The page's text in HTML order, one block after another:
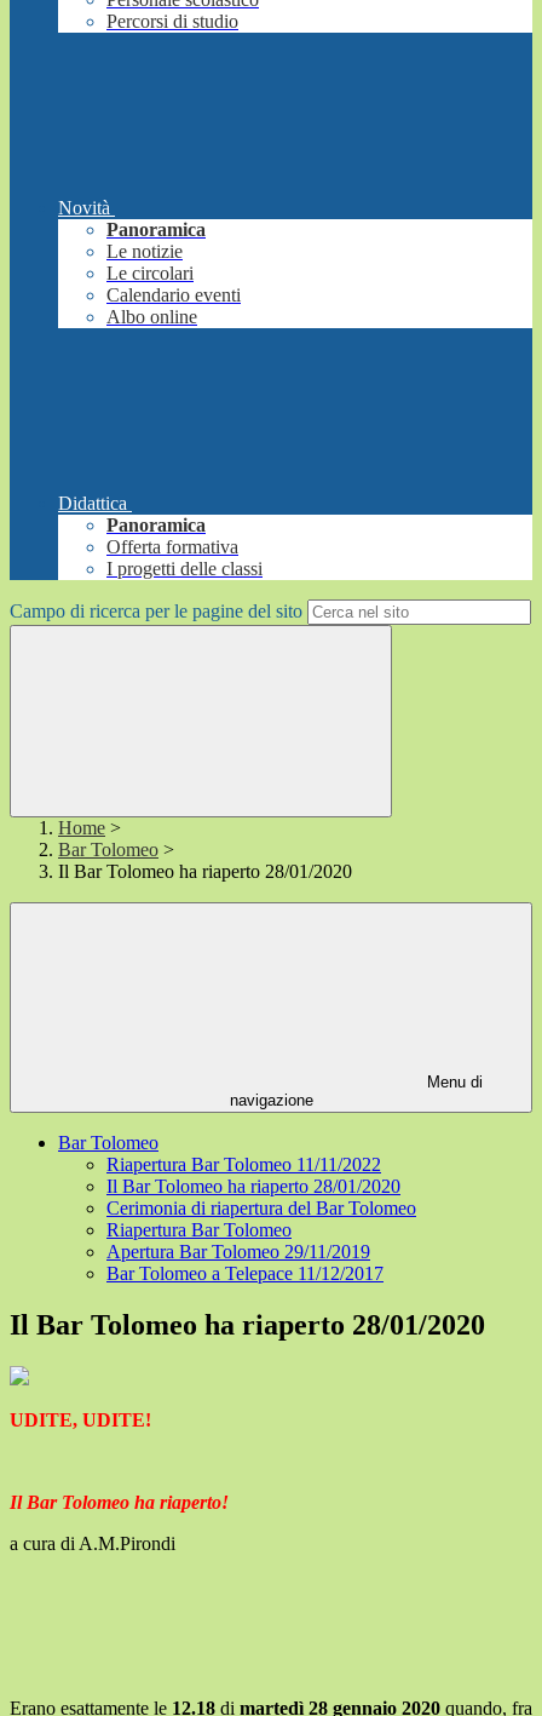
Percorsi di studio
Novità
Panoramica
Le notizie
Le circolari
Calendario eventi
Albo online
Didattica
Panoramica
Offerta formativa
I progetti delle classi
Campo di ricerca per le pagine del sito
Home >
Bar Tolomeo >
Il Bar Tolomeo ha riaperto 28/01/2020
Menu di
navigazione
Bar Tolomeo
Riapertura Bar Tolomeo 11/11/2022
Il Bar Tolomeo ha riaperto 28/01/2020
Cerimonia di riapertura del Bar Tolomeo
Riapertura Bar Tolomeo
Apertura Bar Tolomeo 29/11/2019
Bar Tolomeo a Telepace 11/12/2017
Il Bar Tolomeo ha riaperto 28/01/2020
UDITE, UDITE!
Il Bar Tolomeo ha riaperto!
a cura di A.M.Pirondi
Erano esattamente le 12.18 di martedì 28 gennaio 2020 quando, fra